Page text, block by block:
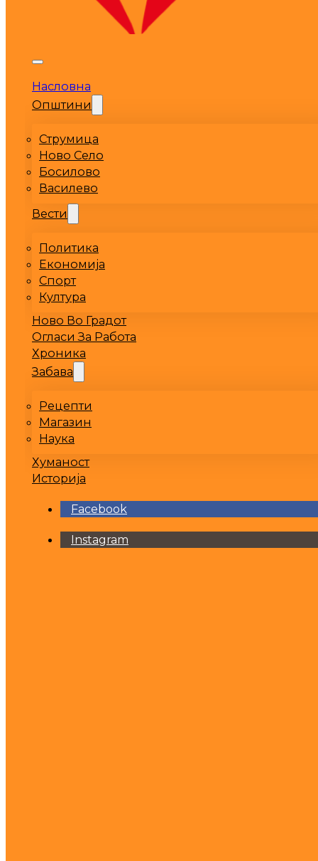
Насловна
Општини
Струмица
Ново Село
Босилово
Василево
Вести
Политика
Економија
Спорт
Култура
Ново Во Градот
Огласи За Работа
Хроника
Забава
Рецепти
Магазин
Наука
Хуманост
Историја
Facebook
Instagram